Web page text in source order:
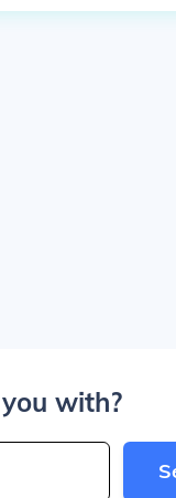
with?